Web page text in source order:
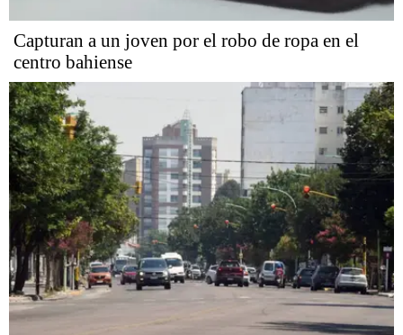
Capturan a un joven por el robo de ropa en el
centro bahiense